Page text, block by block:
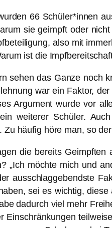
66 Schüler*innen
sie geimpft oder
also mit
ist die
sehen das Ganze noch
war ein Faktor,
Argument wurde vor
weiterer Schüler.
Zu häufig höre man, so
die bereits Geimpften
„Ich möchte mich und
ausschlaggebendste
sei es wichtig,
dadurch viel mehr
Einschränkungen